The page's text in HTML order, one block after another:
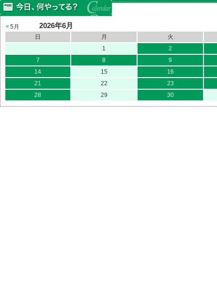
5月 2026年6月
日 月
火
1
2
7
8
9
14
15
16
21
22
23
28
29 30